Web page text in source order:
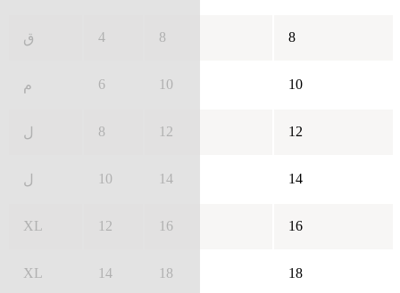
ق 4 8 8
م 6 10 10
ل 8 12 12
ل 10 14 14
XL 12 16 16
XL 14 18 18